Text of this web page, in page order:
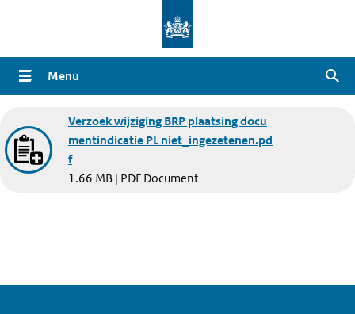
naar
de
gaan
Menu
Verzoek wijziging BRP plaatsing docu
mentindicatie PL niet_ingezetenen.pd
f
1.66 MB | PDF Document